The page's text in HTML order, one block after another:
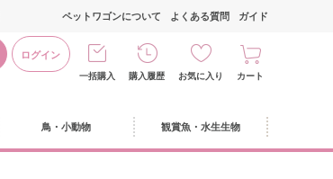
ログイン
ペットワゴンについて よくある質問 ガイド
一括購入 購入履歴 お気に入り カート
鳥・小動物 観賞魚・水生生物